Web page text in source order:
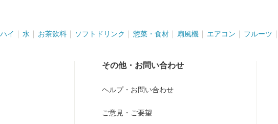
イ 水 お茶飲料 ソフトドリンク 惣菜・食材 扇風機 エアコン フルーツ
その他・お問い合わせ
ヘルプ・お問い合わせ
ご意見・ご要望